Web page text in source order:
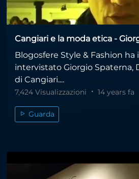
Cangiari e la moda etica -
Blogosfere Style & Fashion ha
intervistato Giorgio Spaterna,
di Cangiari....
7,424 Visualizzazioni 14 years fa
Guarda